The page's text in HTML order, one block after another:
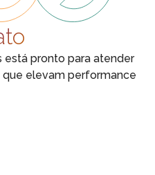
está pronto para atender
elevam performance